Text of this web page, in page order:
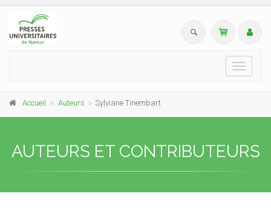
Toggle
Accueil Auteurs Sylviane Tinembart
AUTEURS ET CONTRIBUTEURS